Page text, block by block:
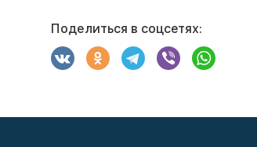
Поделиться в соцсетях: